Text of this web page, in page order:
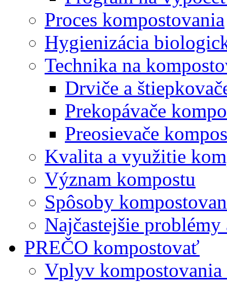
Proces kompostovania
Hygienizácia
Technika na
Drviče a
Prekopávače
Preosievače
Kvalita a využitie
Význam kompostu
Spôsoby
Najčastejšie problémy
PREČO kompostovať
Vplyv kompostovania